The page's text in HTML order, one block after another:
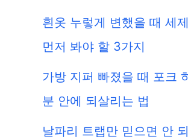
흰옷 누렇게 변했을 때 세
먼저 봐야 할 3가지
가방 지퍼 빠졌을 때 포크
분 안에 되살리는 법
날파리 트랩만 믿으면 안